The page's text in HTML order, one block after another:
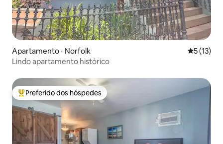
Apartamento ⋅ Norfolk 5 de uma
5 (13)
Lindo apartamento histórico
Entre os melhores preferidos dos hóspedes
Preferido dos hóspedes